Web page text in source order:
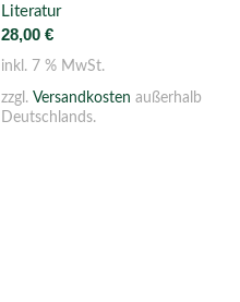
Literatur
28,00 €
inkl. 7 % MwSt.
zzgl. Versandkosten außerhalb
Deutschlands.